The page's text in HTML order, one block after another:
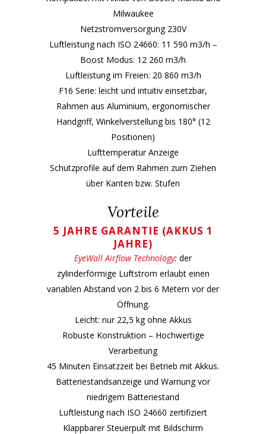
Milwaukee
Netzstromversorgung 230V
Luftleistung nach ISO 24660: 11 590 m3/h –
Boost Modus: 12 260 m3/h
Luftleistung im Freien: 20 860 m3/h
F16 Serie: leicht und intuitiv einsetzbar,
Rahmen aus Aluminium, ergonomischer
Handgriff, Winkelverstellung bis 180° (12
Positionen)
Lufttemperatur Anzeige
Schutzprofile auf dem Rahmen zum Ziehen
über Kanten bzw. Stufen
Vorteile
5 JAHRE GARANTIE (AKKUS 1
JAHRE)
EyeWall Airflow Technology: der
zylinderförmige Luftstrom erlaubt einen
variablen Abstand von 2 bis 6 Metern vor der
Öffnung.
Leicht: nur 22,5 kg ohne Akkus
Robuste Konstruktion – Hochwertige
Verarbeitung
45 Minuten Einsatzzeit bei Betrieb mit Akkus.
Batteriestandsanzeige und Warnung vor
niedrigem Batteriestand
Luftleistung nach ISO 24660 zertifiziert
Klappbarer Steuerpult mit Bildschirm